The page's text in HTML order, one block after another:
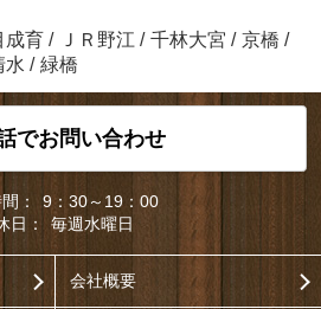
成育 / ＪＲ野江 / 千林大宮 / 京橋 /
水 / 緑橋
でお問い合わせ
：
9：30～19：00
日：
毎週水曜日
会社概要